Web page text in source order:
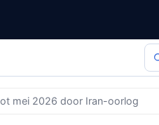
mei 2026 door Iran-oorlog